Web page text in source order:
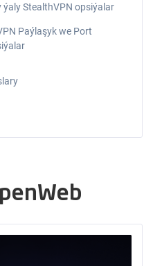
ýaly StealthVPN opsiýalar
Paýlaşyk we Port